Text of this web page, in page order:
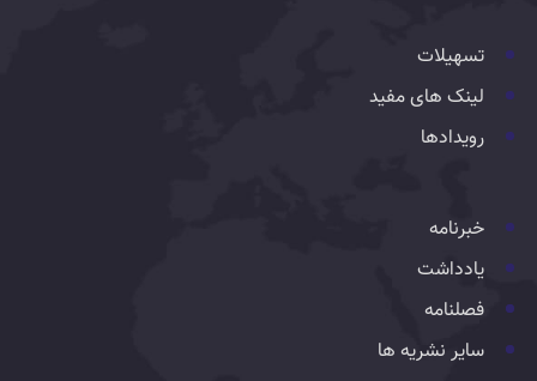
تسهیلات
لینک های مفید
رویدادها
خبرنامه
یادداشت
فصلنامه
سایر نشریه ها